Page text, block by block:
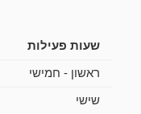
שעות פעילות
ראשון - חמישי
שישי